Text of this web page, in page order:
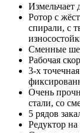
Измельчает
Ротор с
спирали, с
Сменные
Рабочая
3-х
Очень
стали, со
5 рядов
Редуктор